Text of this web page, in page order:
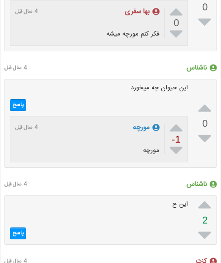
0


0

بها سفری 4 سال قبل
فکر کنم مورچه میشه
ناشناس 4 سال قبل

0

این حیوان چه میخورد
پاسخ

-1

مورچه 4 سال قبل
مورچه
ناشناس 4 سال قبل

2

این ح
پاسخ